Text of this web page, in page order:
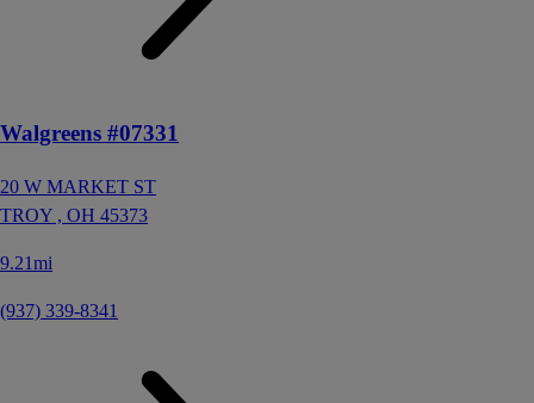
Walgreens #07331
20 W MARKET ST
TROY , OH 45373
9.21mi
(937) 339-8341